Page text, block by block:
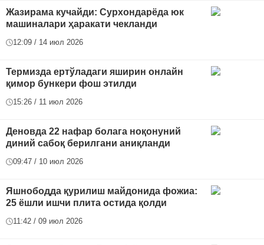
Жазирама кучайди: Сурхондарёда юк
машиналари ҳаракати чекланди
12:09 / 14 июл 2026
Термизда eртўладаги яширин онлайн
қимор бункери фош этилди
15:26 / 11 июл 2026
Деновда 22 нафар болага ноқонуний
диний сабоқ берилгани аниқланди
09:47 / 10 июл 2026
Яшнободда қурилиш майдонида фожиа:
25 ёшли ишчи плита остида қолди
11:42 / 09 июл 2026